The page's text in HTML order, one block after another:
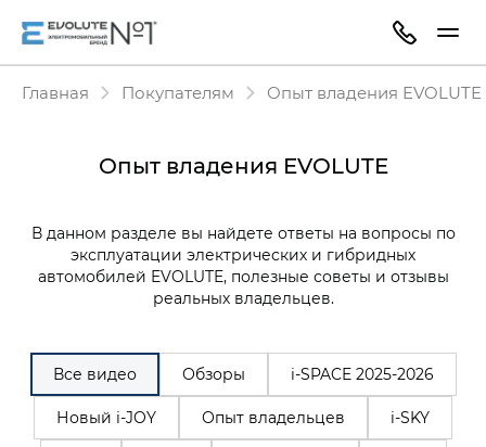
Главная Покупателям Опыт владения EVOLUTE
Опыт владения EVOLUTE
В данном разделе вы найдете ответы на вопросы по
эксплуатации электрических и гибридных
автомобилей EVOLUTE, полезные советы и отзывы
реальных владельцев.
Все видео Обзоры i‑SPACE 2025-2026
Новый i-JOY Опыт владельцев i-SKY